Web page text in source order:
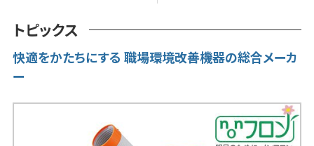
トピックス
快適をかたちにする 職場環境改善機器の総合メーカ
ー